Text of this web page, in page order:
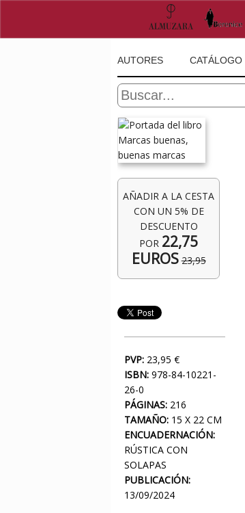
AUTORES CATÁLOGO
AÑADIR A LA CESTA
CON UN 5% DE
DESCUENTO
POR 22,75
EUROS 23,95
PVP: 23,95 €
ISBN: 978-84-10221-
26-0
PÁGINAS: 216
TAMAÑO: 15 X 22 CM
ENCUADERNACIÓN:
RÚSTICA CON
SOLAPAS
PUBLICACIÓN:
13/09/2024